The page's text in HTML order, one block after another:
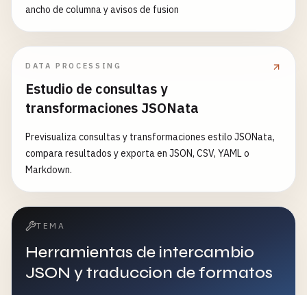
ancho de columna y avisos de fusion
DATA PROCESSING
Estudio de consultas y
transformaciones JSONata
Previsualiza consultas y transformaciones estilo JSONata,
compara resultados y exporta en JSON, CSV, YAML o
Markdown.
TEMA
Herramientas de intercambio
JSON y traduccion de formatos